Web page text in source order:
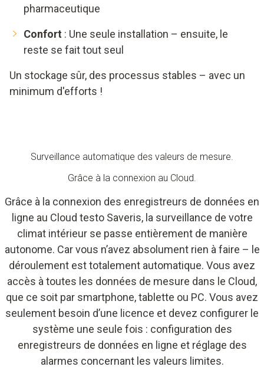
pharmaceutique
Confort : Une seule installation – ensuite, le
reste se fait tout seul
Un stockage sûr, des processus stables – avec un
minimum d'efforts !
Surveillance automatique des valeurs de mesure.
Grâce à la connexion au Cloud.
Grâce à la connexion des enregistreurs de données en
ligne au Cloud testo Saveris, la surveillance de votre
climat intérieur se passe entièrement de manière
autonome. Car vous n’avez absolument rien à faire – le
déroulement est totalement automatique. Vous avez
accès à toutes les données de mesure dans le Cloud,
que ce soit par smartphone, tablette ou PC. Vous avez
seulement besoin d’une licence et devez configurer le
système une seule fois : configuration des
enregistreurs de données en ligne et réglage des
alarmes concernant les valeurs limites.